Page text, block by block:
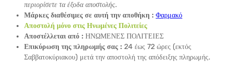
περιορίσετε τα έξοδα αποστολής.
Μάρκες διαθέσιμες σε αυτή την αποθήκη : Φαρμακό
Αποστολή μόνο στις Ηνωμένες Πολιτείες
Αποστέλλεται από : ΗΝΩΜΕΝΕΣ ΠΟΛΙΤΕΙΕΣ
Επικύρωση της πληρωμής σας : 24 έως 72 ώρες (εκτός
Σαββατοκύριακου) μετά την αποστολή της απόδειξης πληρωμής.